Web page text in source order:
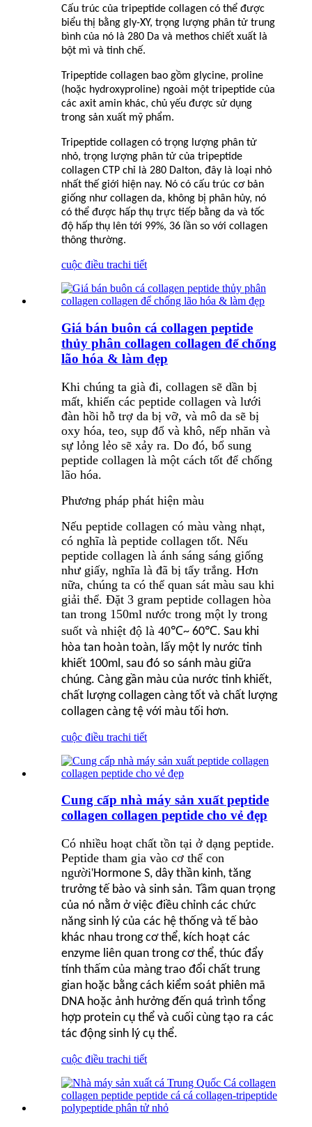
Cấu trúc của tripeptide collagen có thể được
biểu thị bằng gly-XY, trọng lượng phân tử trung
bình của nó là 280 Da và methos chiết xuất là
bột mì và tinh chế.
Tripeptide collagen bao gồm glycine, proline
(hoặc hydroxyproline) ngoài một tripeptide của
các axit amin khác, chủ yếu được sử dụng
trong sản xuất mỹ phẩm.
Tripeptide collagen có trọng lượng phân tử
nhỏ, trọng lượng phân tử của tripeptide
collagen CTP chỉ là 280 Dalton, đây là loại nhỏ
nhất thế giới hiện nay. Nó có cấu trúc cơ bản
giống như collagen da, không bị phân hủy, nó
có thể được hấp thụ trực tiếp bằng da và tốc
độ hấp thụ lên tới 99%, 36 lần so với collagen
thông thường.
cuộc điều trachi tiết
Giá bán buôn cá collagen peptide
thủy phân collagen collagen để chống
lão hóa & làm đẹp
Khi chúng ta già đi, collagen sẽ dần bị
mất, khiến các peptide collagen và lưới
đàn hồi hỗ trợ da bị vỡ, và mô da sẽ bị
oxy hóa, teo, sụp đổ và khô, nếp nhăn và
sự lỏng lẻo sẽ xảy ra. Do đó, bổ sung
peptide collagen là một cách tốt để chống
lão hóa.
Phương pháp phát hiện màu
Nếu peptide collagen có màu vàng nhạt,
có nghĩa là peptide collagen tốt. Nếu
peptide collagen là ánh sáng sáng giống
như giấy, nghĩa là đã bị tẩy trắng. Hơn
nữa, chúng ta có thể quan sát màu sau khi
giải thể. Đặt 3 gram peptide collagen hòa
tan trong 150ml nước trong một ly trong
suốt và nhiệt độ là 40℃~ 60℃. Sau khi
hòa tan hoàn toàn, lấy một ly nước tinh
khiết 100ml, sau đó so sánh màu giữa
chúng. Càng gần màu của nước tinh khiết,
chất lượng collagen càng tốt và chất lượng
collagen càng tệ với màu tối hơn.
cuộc điều trachi tiết
Cung cấp nhà máy sản xuất peptide
collagen collagen peptide cho vẻ đẹp
Có nhiều hoạt chất tồn tại ở dạng peptide.
Peptide tham gia vào cơ thể con
người'Hormone S, dây thần kinh, tăng
trưởng tế bào và sinh sản. Tầm quan trọng
của nó nằm ở việc điều chỉnh các chức
năng sinh lý của các hệ thống và tế bào
khác nhau trong cơ thể, kích hoạt các
enzyme liên quan trong cơ thể, thúc đẩy
tính thấm của màng trao đổi chất trung
gian hoặc bằng cách kiểm soát phiên mã
DNA hoặc ảnh hưởng đến quá trình tổng
hợp protein cụ thể và cuối cùng tạo ra các
tác động sinh lý cụ thể.
cuộc điều trachi tiết